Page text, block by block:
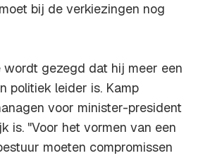
bij de verkiezingen nog
wordt gezegd dat hij meer een
politiek leider is. Kamp
voor minister-president
is. "Voor het vormen van een
moeten compromissen